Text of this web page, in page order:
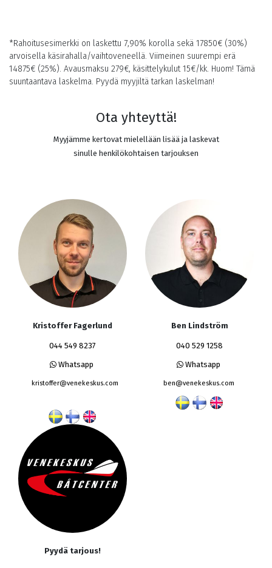
*Rahoitusesimerkki on laskettu 7,90% korolla sekä 17850€ (30%)
arvoisella käsirahalla/vaihtoveneellä. Viimeinen suurempi erä
14875€ (25%). Avausmaksu 279€, käsittelykulut 15€/kk. Huom! Tämä
suuntaantava laskelma. Pyydä myyjiltä tarkan laskelman!
Ota yhteyttä!
Myyjämme kertovat mielellään lisää ja laskevat
sinulle henkilökohtaisen tarjouksen
Kristoffer Fagerlund
044 549 8237
Whatsapp
kristoffer@venekeskus.com
Ben Lindström
040 529 1258
Whatsapp
ben@venekeskus.com
Pyydä tarjous!